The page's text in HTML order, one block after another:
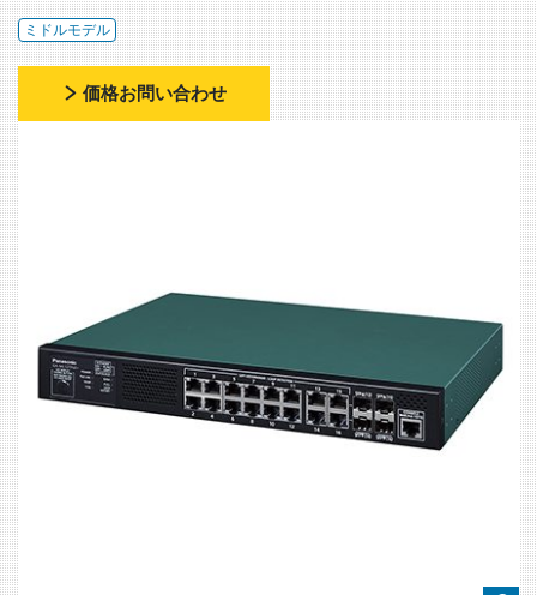
ミドルモデル
価格お問い合わせ